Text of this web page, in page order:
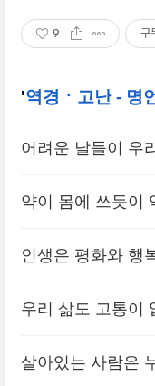
9 구
'역경ㆍ고난 - 명
어려운 날들이 우
쳐내고 새로운 시
약이 몸에 쓰듯이
인생은 평화와 행
이다. 희망은 언제
우리 삶도 고통이
살아있는 사람은